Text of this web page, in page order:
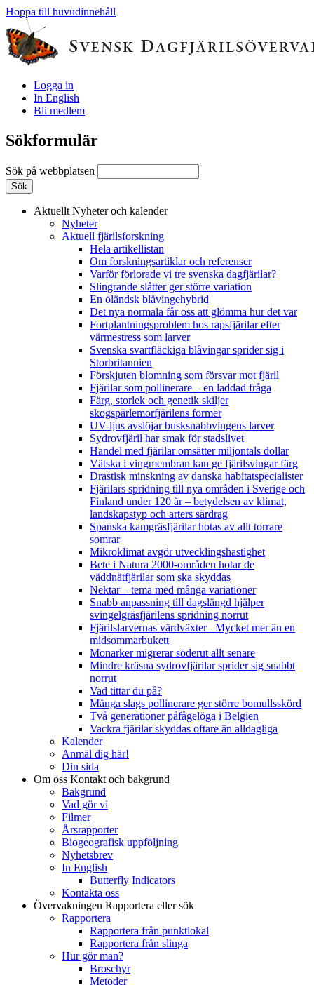
Hoppa till huvudinnehåll
Logga in
In English
Bli medlem
Sökformulär
Sök på webbplatsen
Aktuellt Nyheter och kalender
Nyheter
Aktuell fjärilsforskning
Hela artikellistan
Om forskningsartiklar och referenser
Varför förlorade vi tre svenska dagfjärilar?
Slingrande slåtter ger större variation
En öländsk blåvingehybrid
Det nya normala får oss att glömma hur det var
Fortplantningsproblem hos rapsfjärilar efter
värmestress som larver
Svenska svartfläckiga blåvingar sprider sig i
Storbritannien
Förskjuten blomning som försvar mot fjäril
Fjärilar som pollinerare – en laddad fråga
Färg, storlek och genetik skiljer
skogspärlemorfjärilens former
UV-ljus avslöjar busksnabbvingens larver
Sydrovfjäril har smak för stadslivet
Handel med fjärilar omsätter miljontals dollar
Vätska i vingmembran kan ge fjärilsvingar färg
Drastisk minskning av danska habitatspecialister
Fjärilars spridning till nya områden i Sverige och
Finland under 120 år– betydelsen av klimat,
landskapstyp och arters särdrag
Spanska kamgräsfjärilar hotas av allt torrare
somrar
Mikroklimat avgör utvecklingshastighet
Bete i Natura 2000-områden hotar de
väddnätfjärilar som ska skyddas
Nektar – tema med många variationer
Snabb anpassning till dagslängd hjälper
svingelgräsfjärilens spridning norrut
Fjärilslarvernas värdväxter– Mycket mer än en
midsommarbukett
Monarker migrerar söderut allt senare
Mindre kräsna sydrovfjärilar sprider sig snabbt
norrut
Vad tittar du på?
Många slags pollinerare ger större bomullsskörd
Två generationer påfågelöga i Belgien
Vackra fjärilar skyddas oftare än alldagliga
Kalender
Anmäl dig här!
Din sida
Om oss Kontakt och bakgrund
Bakgrund
Vad gör vi
Filmer
Årsrapporter
Biogeografisk uppföljning
Nyhetsbrev
In English
Butterfly Indicators
Kontakta oss
Övervakningen Rapportera eller sök
Rapportera
Rapportera från punktlokal
Rapportera från slinga
Hur gör man?
Broschyr
Metoder